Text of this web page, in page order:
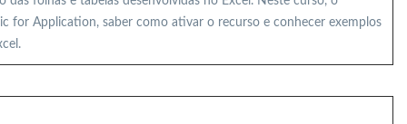
for Application, saber como ativar o recurso e conhecer exemplos